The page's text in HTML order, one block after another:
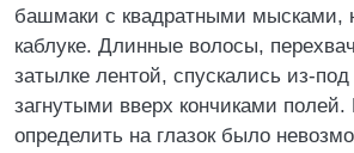
башмаки с квадратными мысками,
каблуке. Длинные волосы,
затылке лентой, спускались из-под
загнутыми вверх кончиками полей.
определить на глазок было